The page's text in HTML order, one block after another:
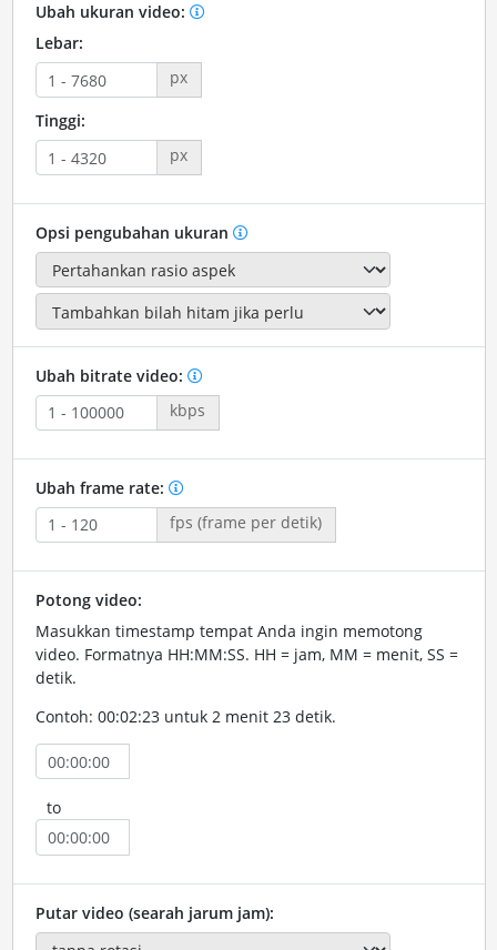
Ubah ukuran video:
Lebar:
px
Tinggi:
px
Opsi pengubahan ukuran
Ubah bitrate video:
kbps
Ubah frame rate:
fps (frame per detik)
Potong video:
Masukkan timestamp tempat Anda ingin memotong
video. Formatnya HH:MM:SS. HH = jam, MM = menit, SS =
detik.
Contoh: 00:02:23 untuk 2 menit 23 detik.
to
Putar video (searah jarum jam):